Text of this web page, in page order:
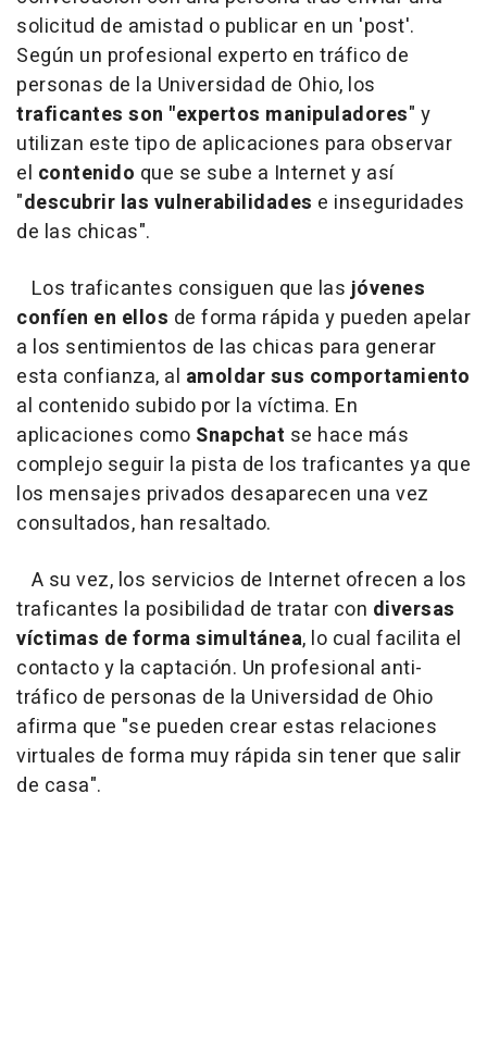
solicitud de amistad o publicar en un 'post'.
Según un profesional experto en tráfico de
personas de la Universidad de Ohio, los
traficantes son "expertos manipuladores" y
utilizan este tipo de aplicaciones para observar
el contenido que se sube a Internet y así
"descubrir las vulnerabilidades e inseguridades
de las chicas".
Los traficantes consiguen que lasjóvenes
confíen en ellos de forma rápida y pueden apelar
a los sentimientos de las chicas para generar
esta confianza, al amoldar sus comportamiento
al contenido subido por la víctima. En
aplicaciones como Snapchat se hace más
complejo seguir la pista de los traficantes ya que
los mensajes privados desaparecen una vez
consultados, han resaltado.
A su vez, los servicios de Internet ofrecen a los
traficantes la posibilidad de tratar con diversas
víctimas de forma simultánea, lo cual facilita el
contacto y la captación. Un profesional anti-
tráfico de personas de la Universidad de Ohio
afirma que "se pueden crear estas relaciones
virtuales de forma muy rápida sin tener que salir
de casa".